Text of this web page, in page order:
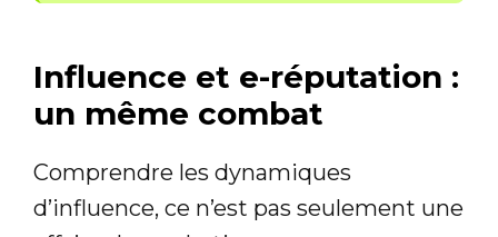
Influence et e-réputation :
un même combat
Comprendre les dynamiques
d’influence, ce n’est pas seulement une